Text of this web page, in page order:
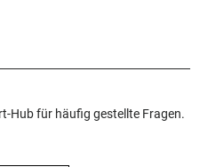
Hub für häufig gestellte Fragen.